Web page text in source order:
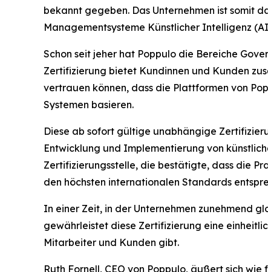
bekannt gegeben. Das Unternehmen ist somit
Managementsysteme Künstlicher Intelligenz
Schon seit jeher hat Poppulo die Bereiche
Zertifizierung bietet Kundinnen und Kunden
vertrauen können, dass die Plattformen von
Systemen basieren.
Diese ab sofort gültige unabhängige
Entwicklung und Implementierung von
Zertifizierungsstelle, die bestätigte, dass die
den höchsten internationalen Standards
In einer Zeit, in der Unternehmen zunehmend
gewährleistet diese Zertifizierung eine
Mitarbeiter und Kunden gibt.
Ruth Fornell, CEO von Poppulo, äußert sich